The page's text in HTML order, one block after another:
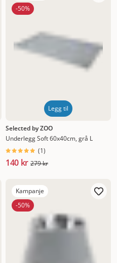
-50%
Legg til
Selected by ZOO
Underlegg Soft 60x40cm, grå L
(1)
140 kr 279 kr
Kampanje
-50%